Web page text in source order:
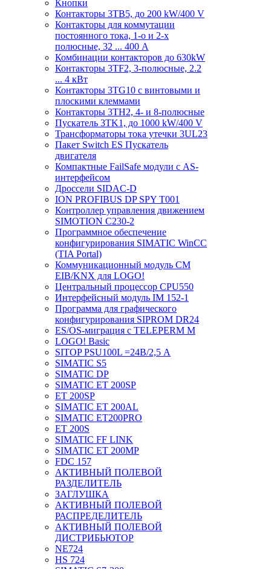
Кнопки
Контакторы 3TB5, до 200 kW/400 V
Контакторы для коммутации
постоянного тока, 1-о и 2-х
полюсные, 32 ... 400 A
Комбинации контакторов до 630kW
Контакторы 3TF2, 3-полюсные, 2.2
... 4 кВт
Контакторы 3TG10 c винтовыми и
плоскими клеммами
Контакторы 3TH2, 4- и 8-полюсные
Пускатель 3TK1, до 1000 kW/400 V
Трансформаторы тока утечки 3UL23
Пакет Switch ES Пускатель
двигателя
Компактные FailSafe модули с AS-
интерфейсом
Дроссели SIDAC-D
ION PROFIBUS DP SPY T001
Контроллер управления движением
SIMOTION C230-2
Программное обеспечение
конфигурирования SIMATIC WinCC
(TIA Portal)
Коммуникационный модуль CM
EIB/KNX для LOGO!
Центральный процессор CPU550
Интерфейсный модуль IM 152-1
Программа для графического
конфигурирования SIPROM DR24
ES/OS-миграция с TELEPERM M
LOGO! Basic
SITOP PSU100L =24В/2,5 A
SIMATIC S5
SIMATIC DP
SIMATIC ET 200SP
ET 200SP
SIMATIC ET 200AL
SIMATIC ET200PRO
ET 200S
SIMATIC FF LINK
SIMATIC ET 200MP
FDC 157
АКТИВНЫЙ ПОЛЕВОЙ
РАЗДЕЛИТЕЛЬ
ЗАГЛУШКА
АКТИВНЫЙ ПОЛЕВОЙ
РАСПРЕДЕЛИТЕЛЬ
АКТИВНЫЙ ПОЛЕВОЙ
ДИСТРИБЬЮТОР
NE724
HS 724